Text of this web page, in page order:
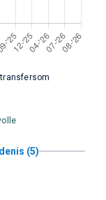
(5)